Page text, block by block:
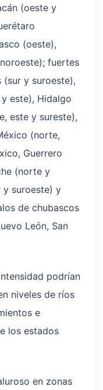
(oeste y
(oeste),
fuertes
y suroeste),
este), Hidalgo
este y sureste),
(norte,
Guerrero
(norte y
y suroeste) y
de chubascos
León, San
podrían
niveles de ríos
e
los estados
en zonas